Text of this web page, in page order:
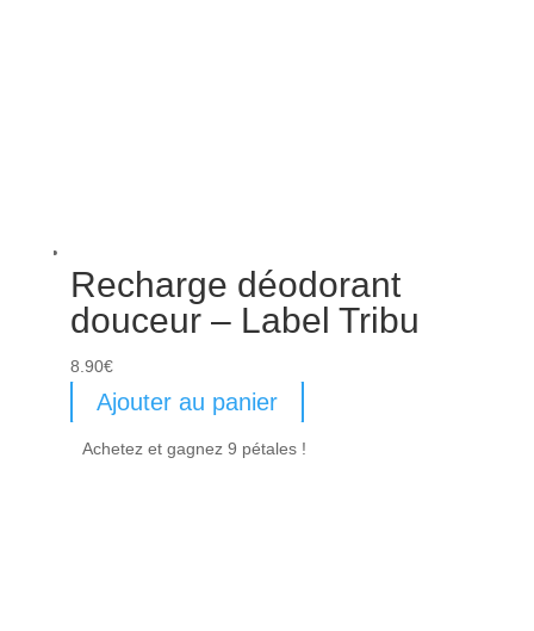
Recharge déodorant
douceur – Label Tribu
8.90€
Ajouter au panier
Achetez et gagnez 9 pétales !